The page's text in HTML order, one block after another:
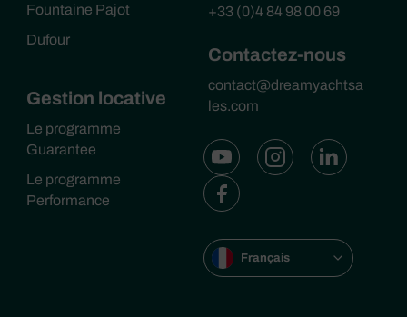
Fountaine Pajot
Dufour
Gestion locative
Le programme
Guarantee
Le programme
Performance
+33 (0)4 84 98 00 69
Contactez-nous
contact@dreamyachtsa
les.com
Français